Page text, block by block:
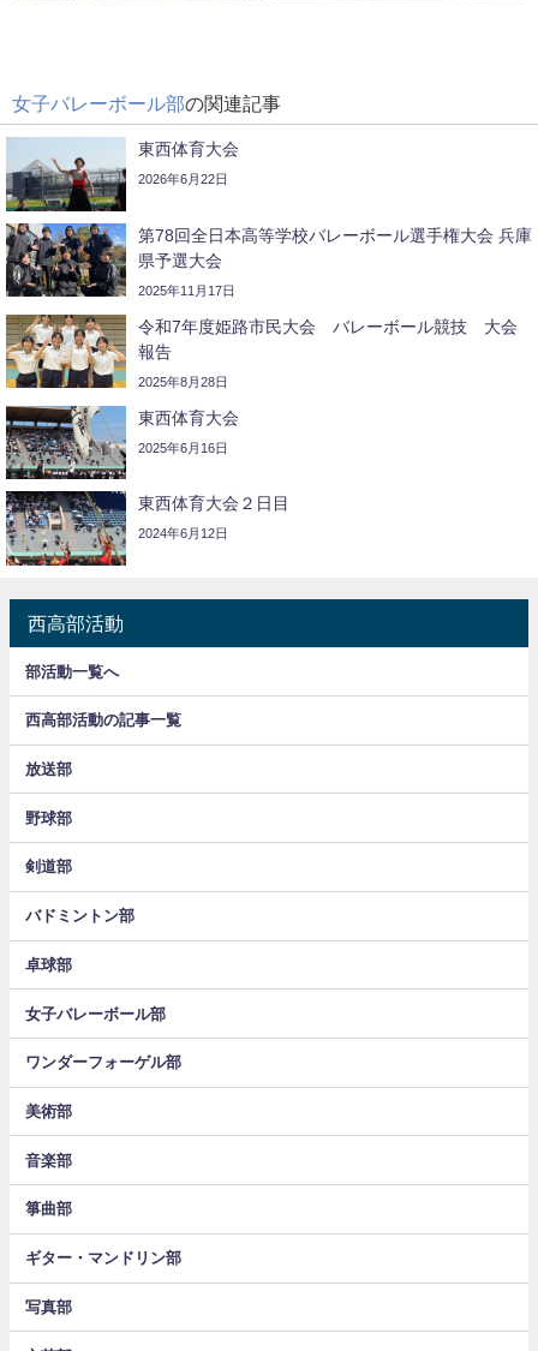
女子バレーボール部の関連記事
東西体育大会
2026年6月22日
第78回全日本高等学校バレーボール選手権大会 兵庫
県予選大会
2025年11月17日
令和7年度姫路市民大会 バレーボール競技 大会
報告
2025年8月28日
東西体育大会
2025年6月16日
東西体育大会２日目
2024年6月12日
西高部活動
部活動一覧へ
西高部活動の記事一覧
放送部
野球部
剣道部
バドミントン部
卓球部
女子バレーボール部
ワンダーフォーゲル部
美術部
音楽部
箏曲部
ギター・マンドリン部
写真部